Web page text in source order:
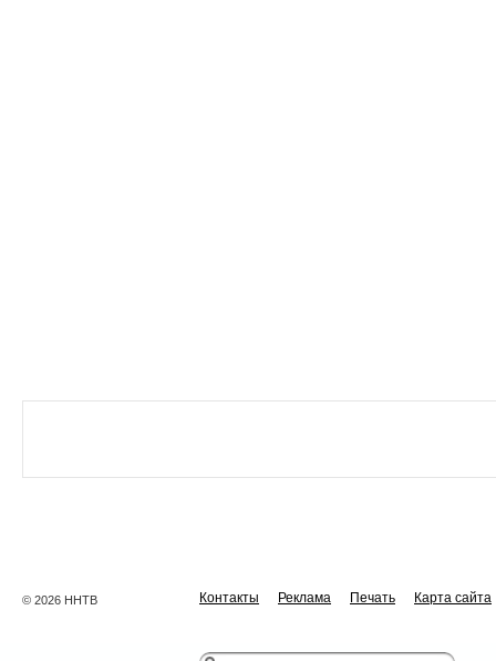
© 2026 ННТВ Контакты Реклама Печать Карта сайта